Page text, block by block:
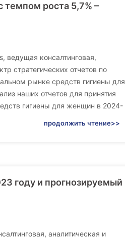
темпом роста 5,7% –
ведущая консалтинговая,
стратегических отчетов по
рынке средств гигиены для
наших отчетов для принятия
гигиены для женщин в 2024-
продолжить чтение>>
году и прогнозируемый
аналитическая и